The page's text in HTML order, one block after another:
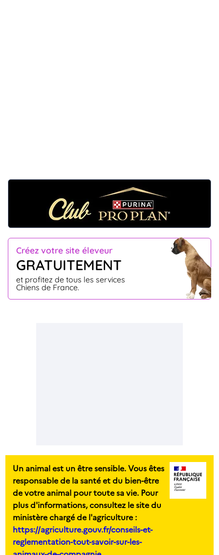
Créez votre site éleveur
GRATUITEMENT
et profitez de tous les services
Chiens de France.
Un animal est un être sensible. Vous êtes
responsable de la santé et du bien-être
de votre animal pour toute sa vie. Pour
plus d'informations, consultez le site du
ministère chargé de l'agriculture :
https://agriculture.gouv.fr/conseils-et-
reglementation-tout-savoir-sur-les-